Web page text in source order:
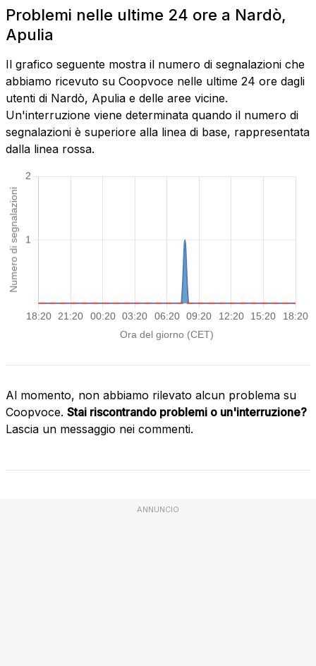
Problemi nelle ultime 24 ore a Nardò,
Apulia
Il grafico seguente mostra il numero di segnalazioni che
abbiamo ricevuto su Coopvoce nelle ultime 24 ore dagli
utenti di Nardò, Apulia e delle aree vicine.
Un'interruzione viene determinata quando il numero di
segnalazioni è superiore alla linea di base, rappresentata
dalla linea rossa.
Al momento, non abbiamo rilevato alcun problema su
Coopvoce. Stai riscontrando problemi o un'interruzione?
Lascia un messaggio nei commenti.
ANNUNCIO